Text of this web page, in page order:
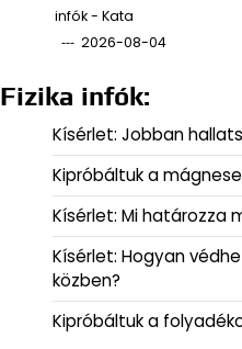
infók - Kata
2026-08-04
Fizika infók:
Kísérlet: Jobban
Kipróbáltuk a
Kísérlet: Mi határozza
Kísérlet: Hogyan
közben?
Kipróbáltuk a